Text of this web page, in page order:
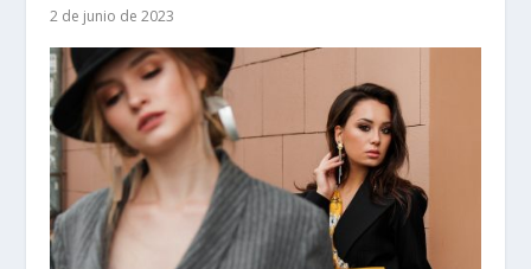
2 de junio de 2023